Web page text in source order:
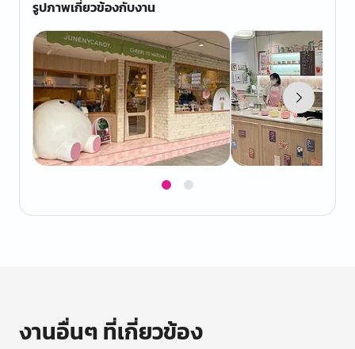
รูปภาพเกี่ยวข้องกับงาน
งานอื่นๆ ที่เกี่ยวข้อง